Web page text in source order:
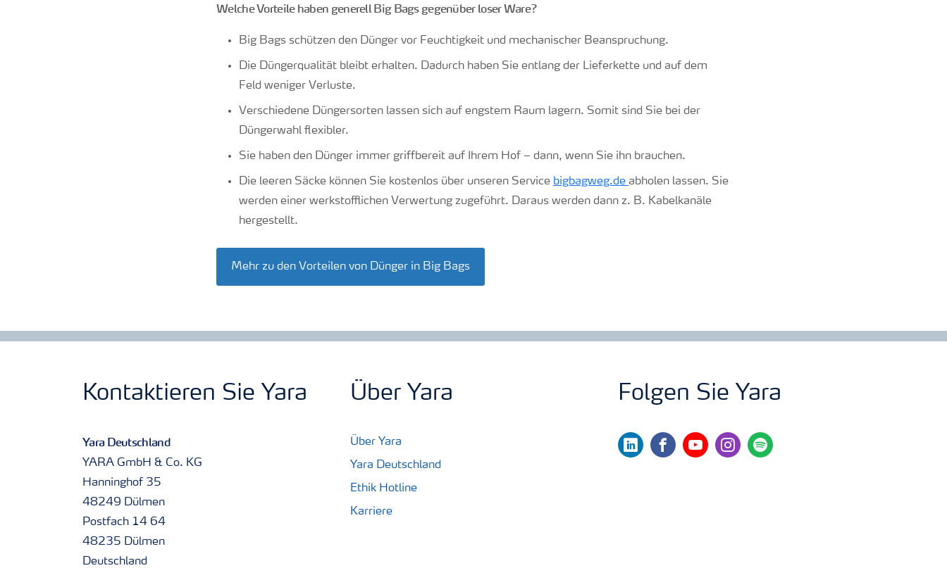
Welche Vorteile haben generell Big Bags gegenüber loser Ware?
Big Bags schützen den Dünger vor Feuchtigkeit und mechanischer Beanspruchung.
Die Düngerqualität bleibt erhalten. Dadurch haben Sie entlang der Lieferkette und auf dem
Feld weniger Verluste.
Verschiedene Düngersorten lassen sich auf engstem Raum lagern. Somit sind Sie bei der
Düngerwahl flexibler.
Sie haben den Dünger immer griffbereit auf Ihrem Hof – dann, wenn Sie ihn brauchen.
Die leeren Säcke können Sie kostenlos über unseren Service bigbagweg.de abholen lassen. Sie
werden einer werkstofflichen Verwertung zugeführt. Daraus werden dann z. B. Kabelkanäle
hergestellt.
Mehr zu den Vorteilen von Dünger in Big Bags
Kontaktieren Sie Yara
Yara Deutschland
YARA GmbH & Co. KG
Hanninghof 35
48249 Dülmen
Postfach 14 64
48235 Dülmen
Deutschland
Über Yara
Über Yara
Yara Deutschland
Ethik Hotline
Karriere
Folgen Sie Yara
linkedinfacebookyoutubeinstagram
spotify